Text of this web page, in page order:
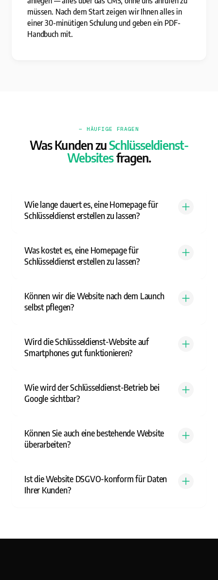
müssen. Nach dem Start zeigen wir Ihnen alles in
einer 30-minütigen Schulung und geben ein PDF-
Handbuch mit.
— HÄUFIGE FRAGEN
Was Kunden zuSchlüsseldienst-
Websitesfragen.
Wie lange dauert es, eine Homepage für
Schlüsseldienst erstellen zu lassen?
Was kostet es, eine Homepage für
Schlüsseldienst erstellen zu lassen?
Können wir die Website nach dem Launch
selbst pflegen?
Wird die Schlüsseldienst-Website auf
Smartphones gut funktionieren?
Wie wird der Schlüsseldienst-Betrieb bei
Google sichtbar?
Können Sie auch eine bestehende Website
überarbeiten?
Ist die Website DSGVO-konform für Daten
Ihrer Kunden?